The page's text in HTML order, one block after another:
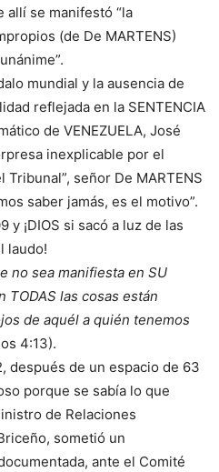
allí se manifestó “la
(de De MARTENS)
mundial y la ausencia de
reflejada en la SENTENCIA
de VENEZUELA, José
inexplicable por el
señor De MARTENS
saber jamás, es el motivo”.
y ¡DIOS si sacó a luz de las
laudo!
no sea manifiesta en SU
TODAS las cosas están
de aquél a quién tenemos
4:13).
después de un espacio de 63
porque se sabía lo que
de Relaciones
sometió un
ante el Comité